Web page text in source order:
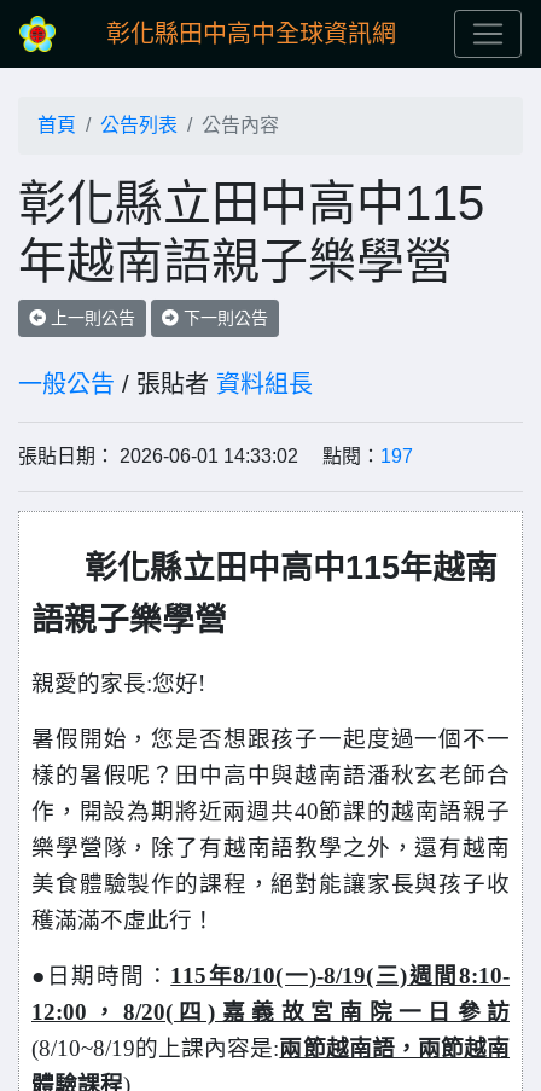
彰化縣田中高中全球資訊網
首頁 公告列表 公告內容
彰化縣立田中高中115
年越南語親子樂學營
上一則公告 下一則公告
一般公告 / 張貼者 資料組長
張貼日期： 2026-06-01 14:33:02 點閱： 197
彰化縣立田中高中115年越南
語親子樂學營
親愛的家長:您好!
暑假開始，您是否想跟孩子一起度過一個不一
樣的暑假呢？田中高中與越南語潘秋玄老師合
作，開設為期將近兩週共40節課的越南語親子
樂學營隊，除了有越南語教學之外，還有越南
美食體驗製作的課程，絕對能讓家長與孩子收
穫滿滿不虛此行！
● 日期時間： 115年8/10(一)-8/19(三)週間8:10-
12:00，8/20(四)嘉義故宮南院一日參訪
(8/10~8/19的上課內容是:兩節越南語，兩節越南
體驗課程)